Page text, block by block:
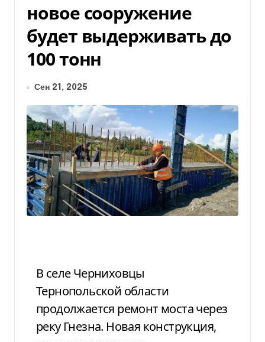
новое сооружение
будет выдерживать до
100 тонн
Сен 21, 2025
В селе Черниховцы
Тернопольской области
продолжается ремонт моста через
реку Гнезна. Новая конструкция,